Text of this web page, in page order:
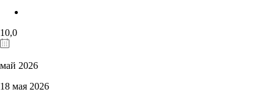
10,0
май 2026
18 мая 2026